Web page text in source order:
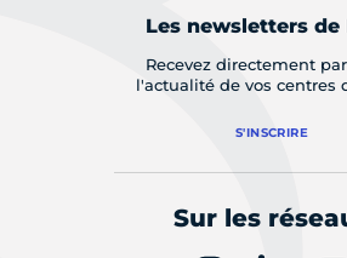
Les newsletters de
Recevez directement
l'actualité de vos centres
S'INSCRIRE
Sur les